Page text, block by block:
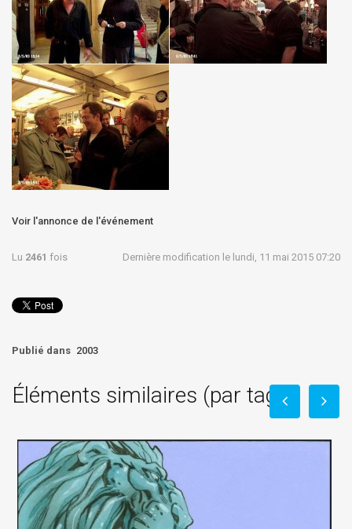
Voir l'annonce de l'événement
Lu 2461 fois Dernière modification le lundi, 11 mai 2015 07:20
Publié dans 2003
Éléments similaires (par tag)